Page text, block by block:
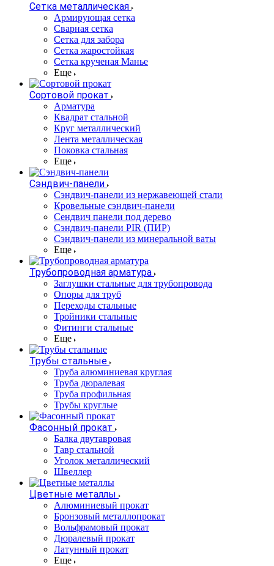
Сетка металлическая
Армирующая сетка
Сварная сетка
Сетка для забора
Сетка жаростойкая
Сетка крученая Манье
Еще
Сортовой прокат
Арматура
Квадрат стальной
Круг металлический
Лента металлическая
Поковка стальная
Еще
Сэндвич-панели
Cэндвич-панели из нержавеющей стали
Кровельные сэндвич-панели
Сендвич панели под дерево
Сэндвич-панели PIR (ПИР)
Сэндвич-панели из минеральной ваты
Еще
Трубопроводная арматура
Заглушки стальные для трубопровода
Опоры для труб
Переходы стальные
Тройники стальные
Фитинги стальные
Еще
Трубы стальные
Труба алюминиевая круглая
Труба дюралевая
Труба профильная
Трубы круглые
Фасонный прокат
Балка двутавровая
Тавр стальной
Уголок металлический
Швеллер
Цветные металлы
Алюминиевый прокат
Бронзовый металлопрокат
Вольфрамовый прокат
Дюралевый прокат
Латунный прокат
Еще